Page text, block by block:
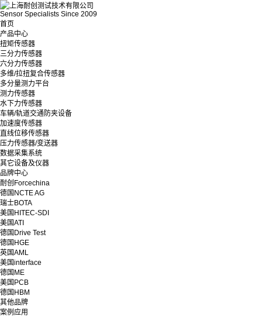
Sensor Specialists Since 2009
首页
产品中心
扭矩传感器
三分力传感器
六分力传感器
多维/拉扭复合传感器
多分量测力平台
测力传感器
水下力传感器
车辆/轨道交通防夹设备
加速度传感器
直线位移传感器
压力传感器/变送器
数据采集系统
其它设备及仪器
品牌中心
耐创Forcechina
德国NCTE AG
瑞士BOTA
美国HITEC-SDI
美国ATI
德国Drive Test
德国HGE
英国AML
美国interface
德国ME
美国PCB
德国HBM
其他品牌
案例应用